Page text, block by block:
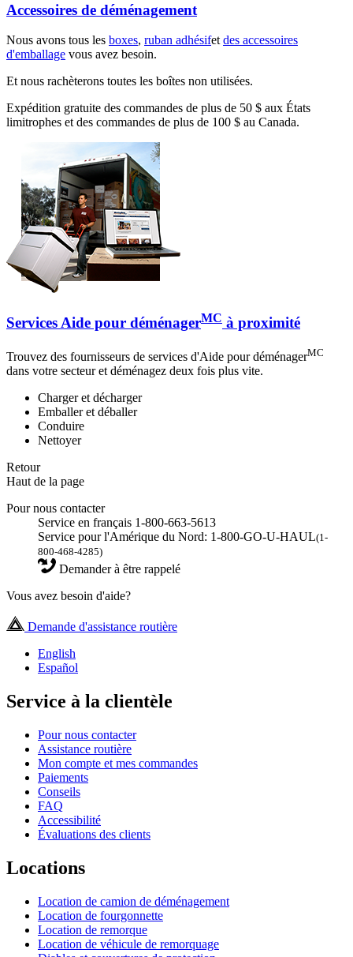
Accessoires de déménagement
Nous avons tous les boxes, ruban adhésifetdes accessoires
d'emballage vous avez besoin.
Et nous rachèterons toutes les boîtes non utilisées.
Expédition gratuite des commandes de plus de 50 $ aux États
limitrophes et des commandes de plus de 100 $ au Canada.
Services Aide pour déménagerMC à proximité
Trouvez des fournisseurs de services d'Aide pour déménagerMC
dans votre secteur et déménagez deux fois plus vite.
Charger et décharger
Emballer et déballer
Conduire
Nettoyer
Retour
Haut de la page
Pour nous contacter
Service en français 1-800-663-5613
Service pour l'Amérique du Nord: 1-800-GO-U-HAUL(1-
800-468-4285)
Demander à être rappelé
Vous avez besoin d'aide?
Demande d'assistance routière
English
Español
Service à la clientèle
Pour nous contacter
Assistance routière
Mon compte et mes commandes
Paiements
Conseils
FAQ
Accessibilité
Évaluations des clients
Locations
Location de camion de déménagement
Location de fourgonnette
Location de remorque
Location de véhicule de remorquage